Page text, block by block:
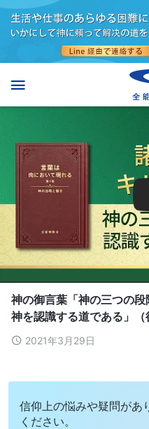
神の御言葉「神の三つの
神を認識する道である」（
2021年3月29日
信仰上の悩みや疑問があ
ください。